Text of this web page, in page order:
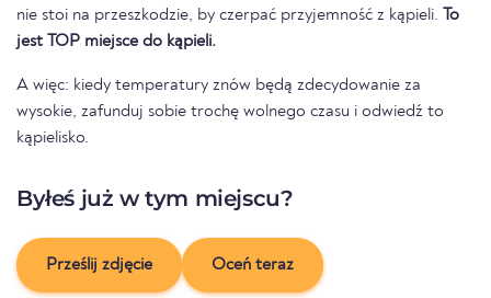
nie stoi na przeszkodzie, by czerpać przyjemność z kąpieli. To
jest TOP miejsce do kąpieli.
A więc: kiedy temperatury znów będą zdecydowanie za
wysokie, zafunduj sobie trochę wolnego czasu i odwiedź to
kąpielisko.
Byłeś już w tym miejscu?
Prześlij zdjęcie Oceń teraz